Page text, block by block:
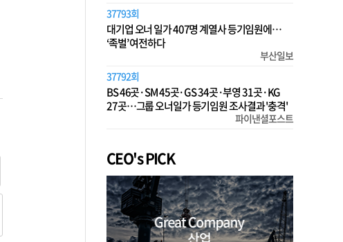
37793회
대기업 오너 일가 407명 계열사 등기임원에…
‘족벌’ 여전하다
부산일보
37792회
BS 46곳·SM 45곳·GS 34곳·부영 31곳·KG
27곳…그룹 오너일가 등기임원 조사결과 '충격'
파이낸셜포스트
CEO's PICK